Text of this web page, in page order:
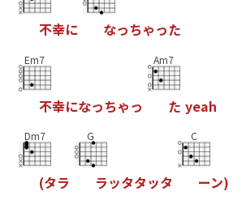
不幸に なっちゃった
Em7
不幸になっちゃっ
Am7
た yeah
Dm7
(タラ
G
ラッタタッタ
C
ーン)